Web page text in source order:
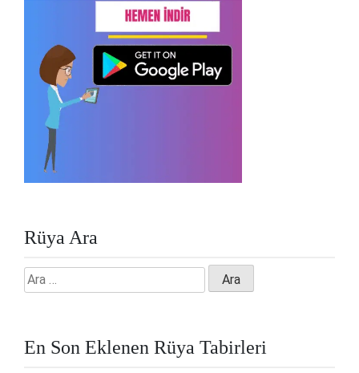
Rüya Ara
Arama:
En Son Eklenen Rüya Tabirleri